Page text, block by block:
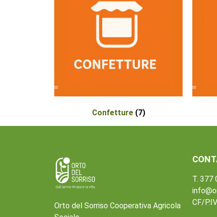
Confetture (7)
Orto del Sorriso Cooperativa Agricola
T. 377
CF/